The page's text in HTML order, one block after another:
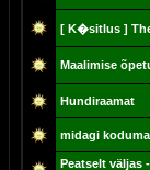
[ K�sitlus ]
Maalimise
Hundiraamat
midagi
Peatselt väljas